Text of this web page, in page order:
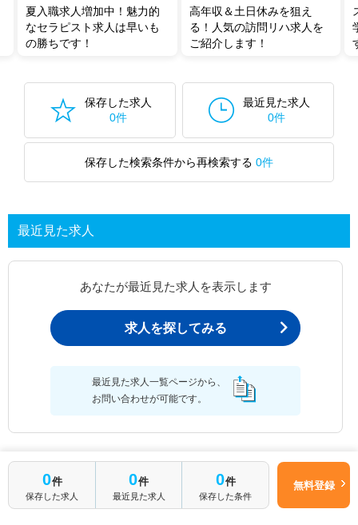
夏入職求人増加中！魅力的
なセラピスト求人は早いも
の勝ちです！
高年収＆土日休みを狙え
る！人気の訪問リハ求人を
ご紹介します！
保存した求人
0件
最近見た求人
0件
保存した検索条件から再検索する 0件
最近見た求人
あなたが最近見た求人を表示します
求人を探してみる
最近見た求人一覧ページから、
お問い合わせが可能です。
最近見た求人一覧
0件
保存した求人
0件
最近見た求人
0件
保存した条件
無料登録